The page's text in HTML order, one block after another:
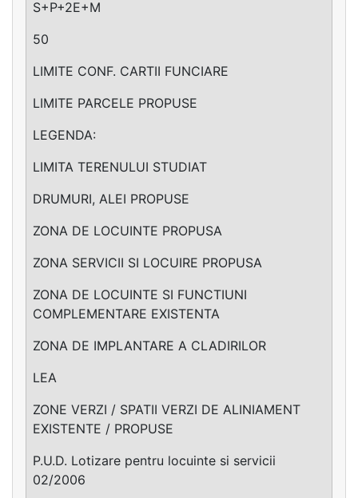
S+P+2E+M
50
LIMITE CONF. CARTII FUNCIARE
LIMITE PARCELE PROPUSE
LEGENDA:
LIMITA TERENULUI STUDIAT
DRUMURI, ALEI PROPUSE
ZONA DE LOCUINTE PROPUSA
ZONA SERVICII SI LOCUIRE PROPUSA
ZONA DE LOCUINTE SI FUNCTIUNI
COMPLEMENTARE EXISTENTA
ZONA DE IMPLANTARE A CLADIRILOR
LEA
ZONE VERZI / SPATII VERZI DE ALINIAMENT
EXISTENTE / PROPUSE
P.U.D. Lotizare pentru locuinte si servicii
02/2006